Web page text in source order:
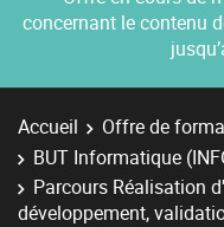
concernant le contenu
Accueil Offre de
BUT Informatique
Parcours Réalisation
développement,